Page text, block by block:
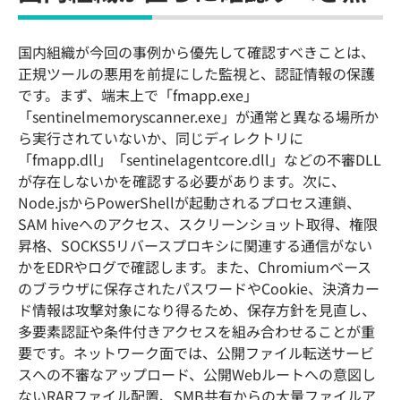
国内組織が今回の事例から優先して確認すべきことは、
正規ツールの悪用を前提にした監視と、認証情報の保護
です。まず、端末上で「fmapp.exe」
「sentinelmemoryscanner.exe」が通常と異なる場所か
ら実行されていないか、同じディレクトリに
「fmapp.dll」「sentinelagentcore.dll」などの不審DLL
が存在しないかを確認する必要があります。次に、
Node.jsからPowerShellが起動されるプロセス連鎖、
SAM hiveへのアクセス、スクリーンショット取得、権限
昇格、SOCKS5リバースプロキシに関連する通信がない
かをEDRやログで確認します。また、Chromiumベース
のブラウザに保存されたパスワードやCookie、決済カー
ド情報は攻撃対象になり得るため、保存方針を見直し、
多要素認証や条件付きアクセスを組み合わせることが重
要です。ネットワーク面では、公開ファイル転送サービ
スへの不審なアップロード、公開Webルートへの意図し